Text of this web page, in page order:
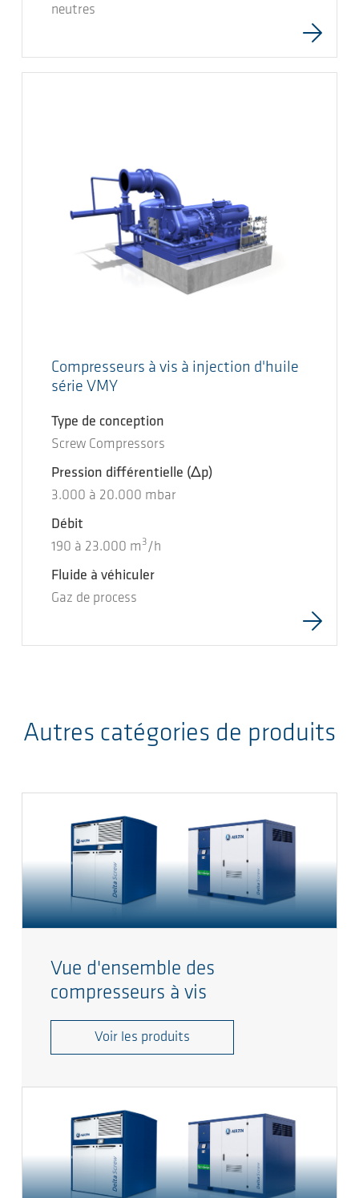
neutres
Compresseurs à vis à injection d'huile
série VMY
Type de conception
Screw Compressors
Pression différentielle (Δp)
3.000 à 20.000 mbar
Débit
190 à 23.000 m 3 /h
Fluide à véhiculer
Gaz de process
Autres catégories de produits
Vue d'ensemble des
compresseurs à vis
Voir les produits